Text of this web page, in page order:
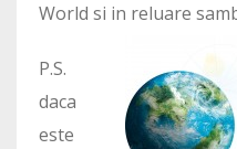
World si in reluare
P.S.
daca
este